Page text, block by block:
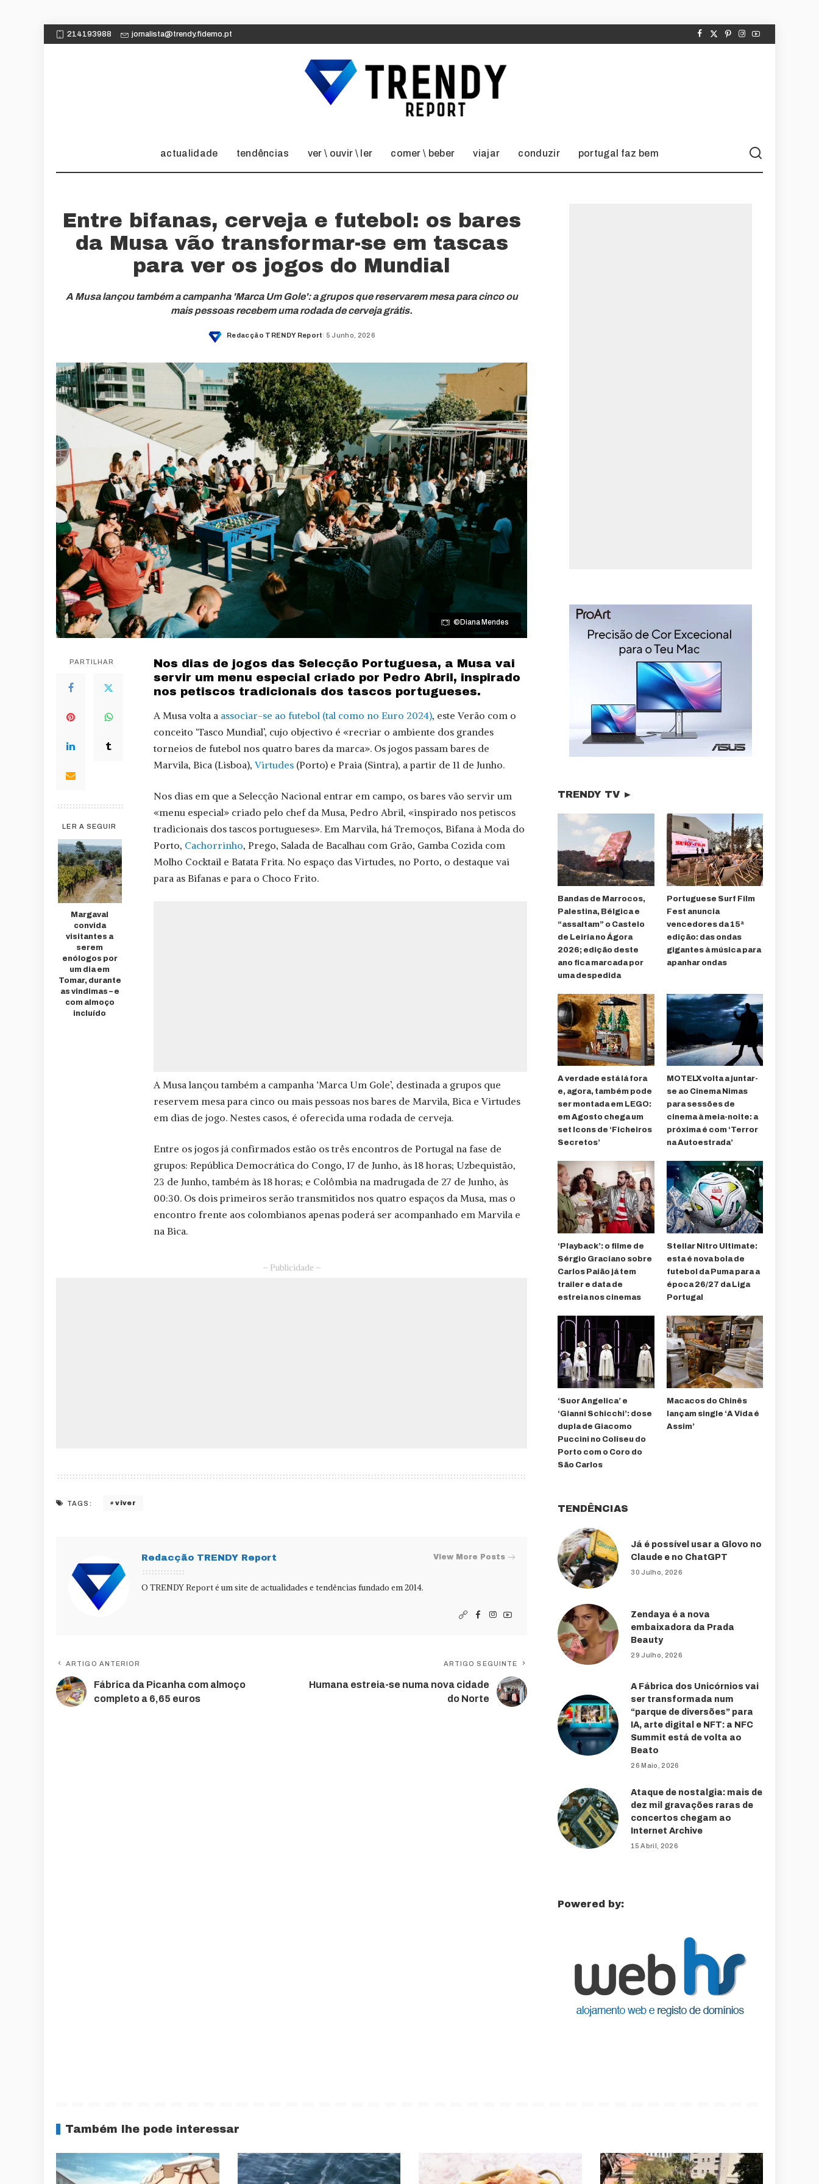
214193988 jornalista@trendy.fidemo.pt
actualidade tendências ver \ ouvir \ ler comer \ beber viajar conduzir portugal faz bem
Entre bifanas, cerveja e futebol: os bares
da Musa vão transformar-se em tascas
para ver os jogos do Mundial
A Musa lançou também a campanha 'Marca Um Gole': a grupos que reservarem mesa para cinco ou
mais pessoas recebem uma rodada de cerveja grátis.
Posted
Redacção TRENDY Report 5 Junho, 2026
©Diana Mendes
PARTILHAR
LER A SEGUIR
Margaval
convida
visitantes a
serem
enólogos por
um dia em
Tomar, durante
as vindimas – e
com almoço
incluído
Nos dias de jogos das Selecção Portuguesa, a Musa vai
servir um menu especial criado por Pedro Abril, inspirado
nos petiscos tradicionais dos tascos portugueses.
A Musa volta a associar-se ao futebol (tal como no Euro 2024), este Verão com o
conceito ‘Tasco Mundial’, cujo objectivo é «recriar o ambiente dos grandes
torneios de futebol nos quatro bares da marca». Os jogos passam bares de
Marvila, Bica (Lisboa),Virtudes (Porto) e Praia (Sintra), a partir de 11 de Junho.
Nos dias em que a Selecção Nacional entrar em campo, os bares vão servir um
«menu especial» criado pelo chef da Musa, Pedro Abril, «inspirado nos petiscos
tradicionais dos tascos portugueses». Em Marvila, há Tremoços, Bifana à Moda do
Porto, Cachorrinho, Prego, Salada de Bacalhau com Grão, Gamba Cozida com
Molho Cocktail e Batata Frita. No espaço das Virtudes, no Porto, o destaque vai
para as Bifanas e para o Choco Frito.
A Musa lançou também a campanha ‘Marca Um Gole’, destinada a grupos que
reservem mesa para cinco ou mais pessoas nos bares de Marvila, Bica e Virtudes
em dias de jogo. Nestes casos, é oferecida uma rodada de cerveja.
Entre os jogos já confirmados estão os três encontros de Portugal na fase de
grupos: República Democrática do Congo, 17 de Junho, às 18 horas; Uzbequistão,
23 de Junho, também às 18 horas; e Colômbia na madrugada de 27 de Junho, às
00:30. Os dois primeiros serão transmitidos nos quatro espaços da Musa, mas o
encontro frente aos colombianos apenas poderá ser acompanhado em Marvila e
na Bica.
– Publicidade –
TAGS: viver
Redacção TRENDY Report View More Posts
O TRENDY Report é um site de actualidades e tendências fundado em 2014.
ARTIGO ANTERIOR
Fábrica da Picanha com almoço
completo a 6,65 euros
ARTIGO SEGUINTE
Humana estreia-se numa nova cidade
do Norte
TRENDY TV ►
Bandas de Marrocos,
Palestina, Bélgica e
“assaltam” o Castelo
de Leiria no Ágora
2026; edição deste
ano fica marcada por
uma despedida
Portuguese Surf Film
Fest anuncia
vencedores da 15ª
edição: das ondas
gigantes à música para
apanhar ondas
A verdade está lá fora
e, agora, também pode
ser montada em LEGO:
em Agosto chega um
set Icons de ‘Ficheiros
Secretos’
MOTELX volta a juntar-
se ao Cinema Nimas
para sessões de
cinema à meia-noite: a
próxima é com ‘Terror
na Autoestrada’
‘Playback’: o filme de
Sérgio Graciano sobre
Carlos Paião já tem
trailer e data de
estreia nos cinemas
Stellar Nitro Ultimate:
esta é nova bola de
futebol da Puma para a
época 26/27 da Liga
Portugal
‘Suor Angelica’ e
‘Gianni Schicchi’: dose
dupla de Giacomo
Puccini no Coliseu do
Porto com o Coro do
São Carlos
Macacos do Chinês
lançam single ‘A Vida é
Assim’
TENDÊNCIAS
Já é possível usar a Glovo no
Claude e no ChatGPT
30 Julho, 2026
Zendaya é a nova
embaixadora da Prada
Beauty
29 Julho, 2026
A Fábrica dos Unicórnios vai
ser transformada num
“parque de diversões” para
IA, arte digital e NFT: a NFC
Summit está de volta ao
Beato
26 Maio, 2026
Ataque de nostalgia: mais de
dez mil gravações raras de
concertos chegam ao
Internet Archive
15 Abril, 2026
Powered by:
Também lhe pode interessar